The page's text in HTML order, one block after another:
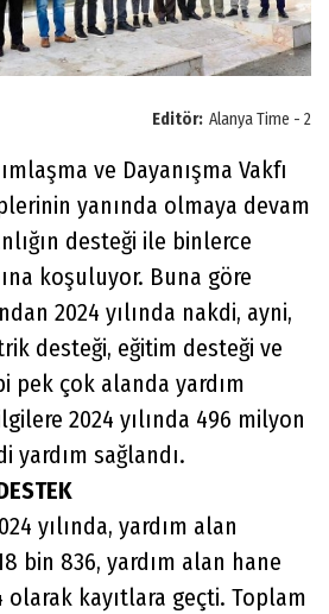
Editör: Alanya Time - 2
ve Dayanışma Vakfı
yanında olmaya devam
desteği ile binlerce
koşuluyor. Buna göre
2024 yılında nakdi, ayni,
desteği, eğitim desteği ve
pek çok alanda yardım
2024 yılında 496 milyon
yardım sağlandı.
yılında, yardım alan
bin 836, yardım alan hane
olarak kayıtlara geçti. Toplam